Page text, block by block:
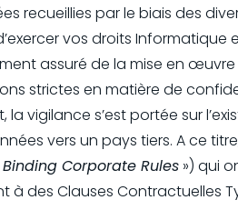
recueillies par le biais des
vos droits Informatique
assuré de la mise en
strictes en matière de
vigilance s’est portée sur
vers un pays tiers. A ce
Binding Corporate Rules ») qui
à des Clauses Contractuelles